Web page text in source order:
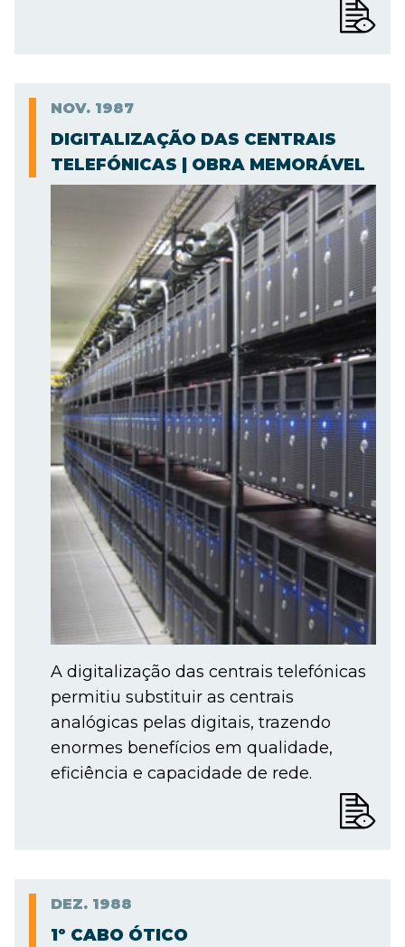
NOV. 1987
DIGITALIZAÇÃO DAS CENTRAIS
TELEFÓNICAS | OBRA MEMORÁVEL
A digitalização das centrais telefónicas
permitiu substituir as centrais
analógicas pelas digitais, trazendo
enormes benefícios em qualidade,
eficiência e capacidade de rede.
DEZ. 1988
1º CABO ÓTICO